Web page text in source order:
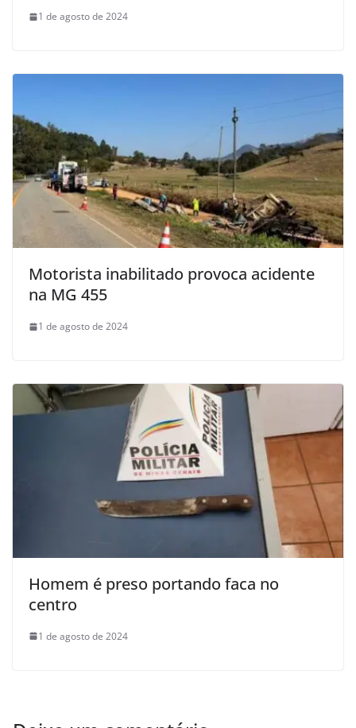
1 de agosto de 2024
Motorista inabilitado provoca acidente
na MG 455
1 de agosto de 2024
Homem é preso portando faca no
centro
1 de agosto de 2024